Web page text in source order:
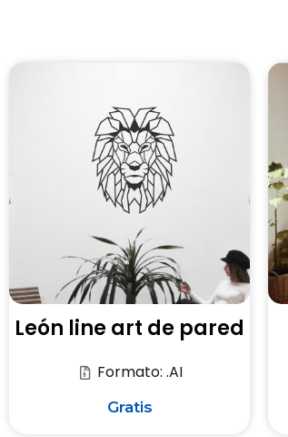
León line art de pared
Formato: .AI
Gratis